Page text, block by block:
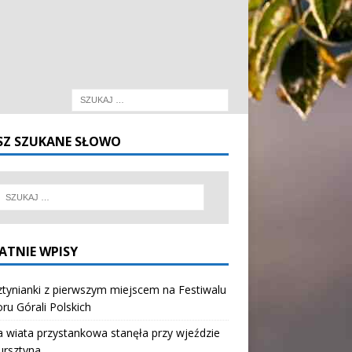
SZUKANE SŁOWO
WPISY
z pierwszym miejscem na Festiwalu
Górali Polskich
wiata przystankowa stanęła przy wjeździe